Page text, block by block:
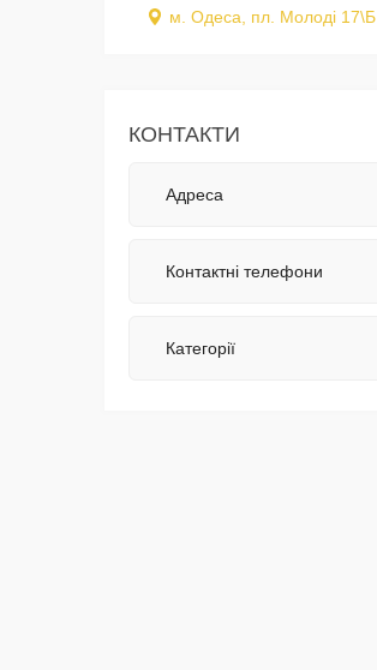
м. Одеса, пл. Молоді 17\Б
КОНТАКТИ
Адреса
Контактні телефони
Категорії